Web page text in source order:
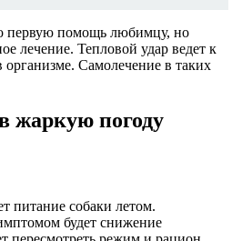
первую помощь любимцу, но
лечение. Тепловой удар ведет к
Самолечение в таких
жаркую погоду
питание собаки летом.
будет снижение